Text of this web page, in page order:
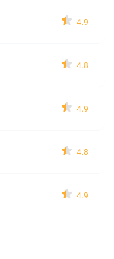
4.9
4.8
4.9
4.8
4.9